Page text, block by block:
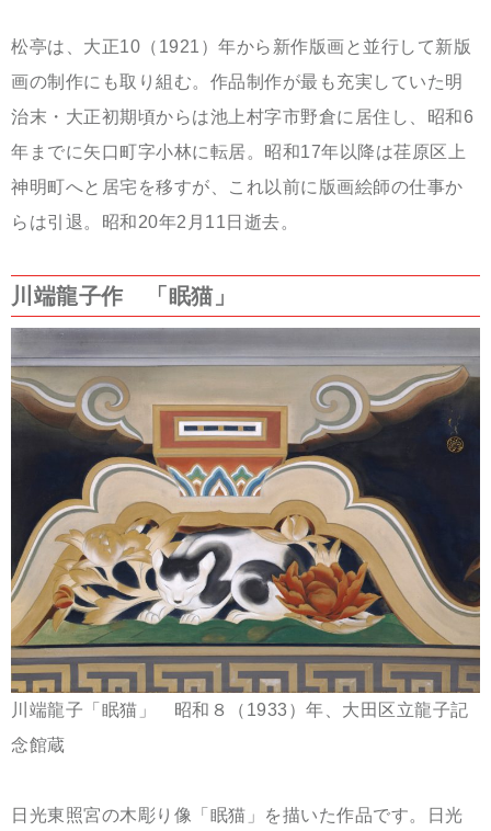
松亭は、大正10（1921）年から新作版画と並行して新版
画の制作にも取り組む。作品制作が最も充実していた明
治末・大正初期頃からは池上村字市野倉に居住し、昭和6
年までに矢口町字小林に転居。 昭和17年以降は荏原区上
神明町へと居宅を移すが、これ以前に版画絵師の仕事か
らは引退。昭和20年2月11日逝去。
川端龍子作 「眠猫」
川端龍子「眠猫」 昭和８（ 1933） 年、大田区立龍子記
念館蔵
日光東照宮の木彫り像「眠猫」を描いた作品です。日光